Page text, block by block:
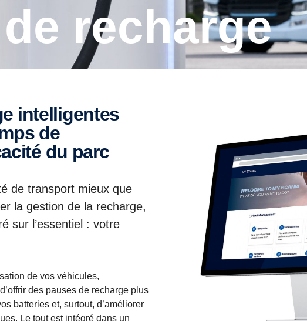
de recharge
de
du parc
de transport mieux que
la gestion de la recharge,
sur l’essentiel : votre
de vos véhicules,
des pauses de recharge plus
batteries et, surtout, d’améliorer
Le tout est intégré dans un